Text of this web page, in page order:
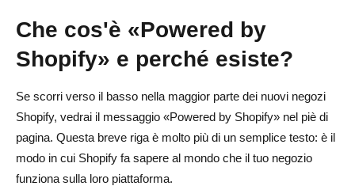
Domande frequenti su come rimuovere «Powered by
Shopify»
Come posso rimuovere il mio negozio offerto da Shopify?
Che cos'è «Powered by
Shopify» e perché esiste?
Se scorri verso il basso nella maggior parte dei nuovi negozi
Shopify, vedrai il messaggio «Powered by Shopify» nel piè di
pagina. Questa breve riga è molto più di un semplice testo: è il
modo in cui Shopify fa sapere al mondo che il tuo negozio
funziona sulla loro piattaforma.